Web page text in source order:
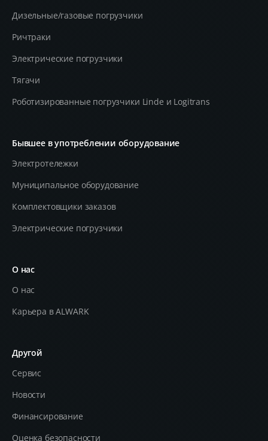
Дизельные/газовые погрузчики
Ричтраки
Электрические погрузчики
Тягачи
Роботизированные погрузчики Linde и Logitrans
Бывшее в употреблении оборудование
Электротележки
Муниципальное оборудование
Комплектовщики заказов
Электрические погрузчики
О нас
О нас
Карьера в ALWARK
Другой
Сервис
Новости
Финансирование
Оценка безопасности